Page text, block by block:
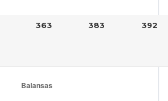
363 383 392